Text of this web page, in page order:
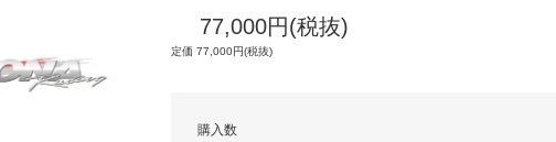
77,000円(税抜)
定価 77,000円(税抜)
購入数